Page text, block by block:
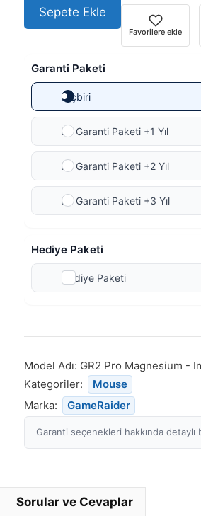
Sepete Ekle
Favorilere ekle
Garanti Paketi
Hiçbiri
Ek Garanti Paketi +1 Yıl
Ek Garanti Paketi +2 Yıl
Ek Garanti Paketi +3 Yıl
Hediye Paketi
Hediye Paketi
Model Adı: GR2 Pro Magnesium -
Kategoriler:
Mouse
Marka:
GameRaider
Garanti seçenekleri hakkında detaylı
Sorular ve Cevaplar